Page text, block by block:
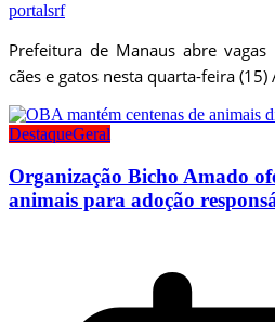
portalsrf
Prefeitura de Manaus abre
cães e gatos nesta quarta-feira
DestaqueGeral
Organização Bicho Amado
animais para adoção